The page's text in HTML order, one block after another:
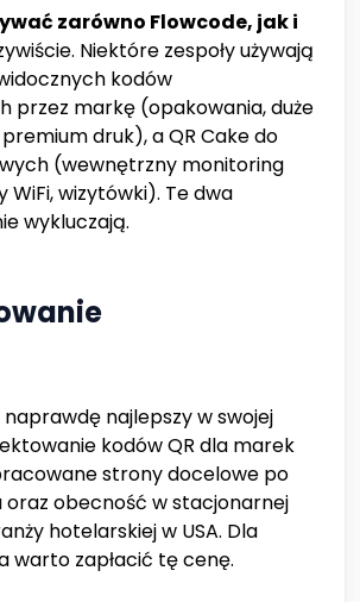
zarówno Flowcode, jak i
Niektóre zespoły używają
kodów
przez markę (opakowania, duże
druk), a QR Cake do
(wewnętrzny monitoring
WiFi, wizytówki). Te dwa
wykluczają.
najlepszy w swojej
kodów QR dla marek
strony docelowe po
oraz obecność w stacjonarnej
hotelarskiej w USA. Dla
warto zapłacić tę cenę.